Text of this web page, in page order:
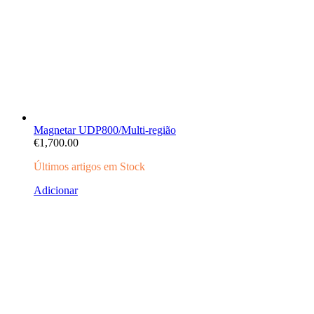
Magnetar UDP800/Multi-região
€1,700.00
Últimos artigos em Stock
Adicionar